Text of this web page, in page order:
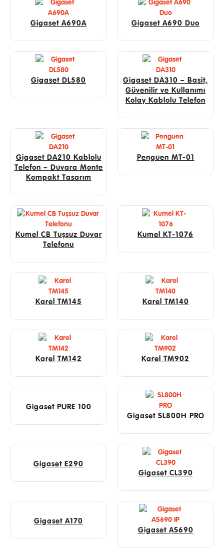
Gigaset A690A Gigaset A690 Duo
Gigaset DL580
Gigaset DA310 – Basit,
Güvenilir ve Kullanımı
Kolay Kablolu Telefon
Gigaset DA210 Kablolu
Telefon – Duvara Monte
Kompakt Tasarım
Penguen MT-01
Kumel CB Tuşsuz Duvar
Telefonu
Kumel KT-1076
Karel TM145 Karel TM140
Karel TM142 Karel TM902
Gigaset PURE 100
Gigaset SL800H PRO
Gigaset E290
Gigaset CL390
Gigaset A170
Gigaset AS690